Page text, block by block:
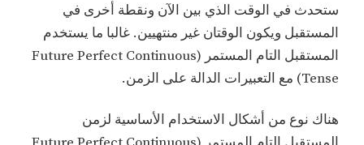
ستحدث في الوقت الذي بين الآن ونقطة أخرى في
المستقبل ويكون الوقتان غير منتهيين. غالبا ما يستخدم
المستقبل التام المستمر (Future Perfect Continuous
Tense) مع التعبيرات الدالة على الزمن.
هناك نوع من أشكال الاستخدام الأساسية لزمن